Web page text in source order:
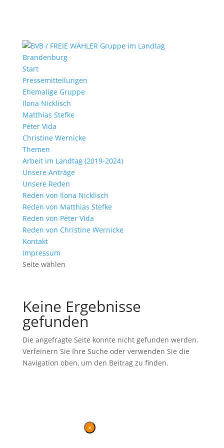
Start
Pressemitteilungen
Ehemalige Gruppe
Ilona Nicklisch
Matthias Stefke
Péter Vida
Christine Wernicke
Themen
Arbeit im Landtag (2019-2024)
Unsere Anträge
Unsere Reden
Reden von Ilona Nicklisch
Reden von Matthias Stefke
Reden von Péter Vida
Reden von Christine Wernicke
Kontakt
Impressum
Seite wählen
Keine Ergebnisse
gefunden
Die angefragte Seite konnte nicht gefunden werden.
Verfeinern Sie Ihre Suche oder verwenden Sie die
Navigation oben, um den Beitrag zu finden.
×